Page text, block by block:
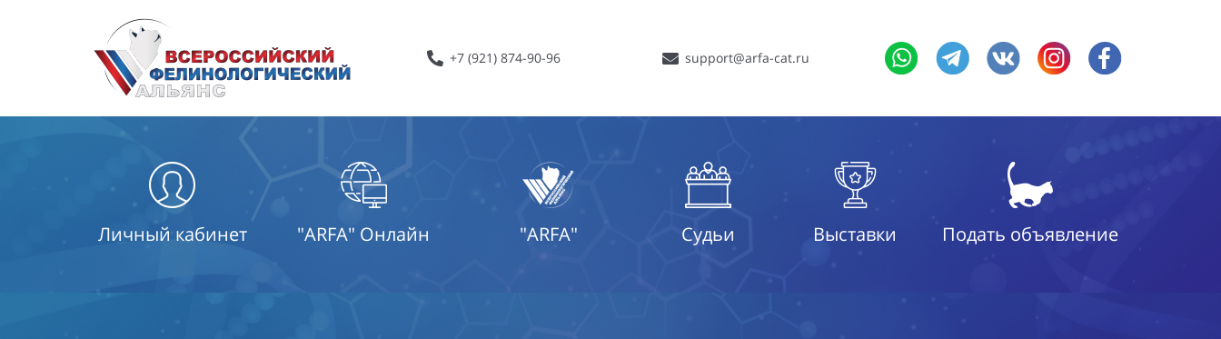
+7 (921) 874-90-96 support@arfa-cat.ru
Личный кабинет "ARFA" Онлайн "ARFA" Судьи Выставки Подать объявление